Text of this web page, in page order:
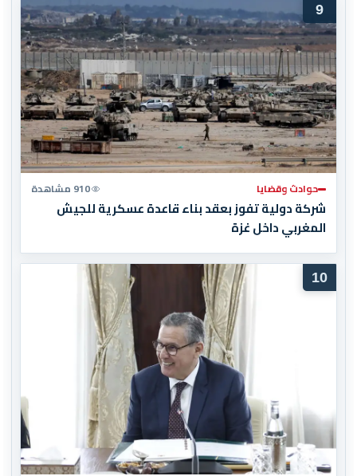
9
حوادث وقضايا 910 مشاهدة
شركة دولية تفوز بعقد بناء قاعدة عسكرية للجيش
المغربي داخل غزة
10